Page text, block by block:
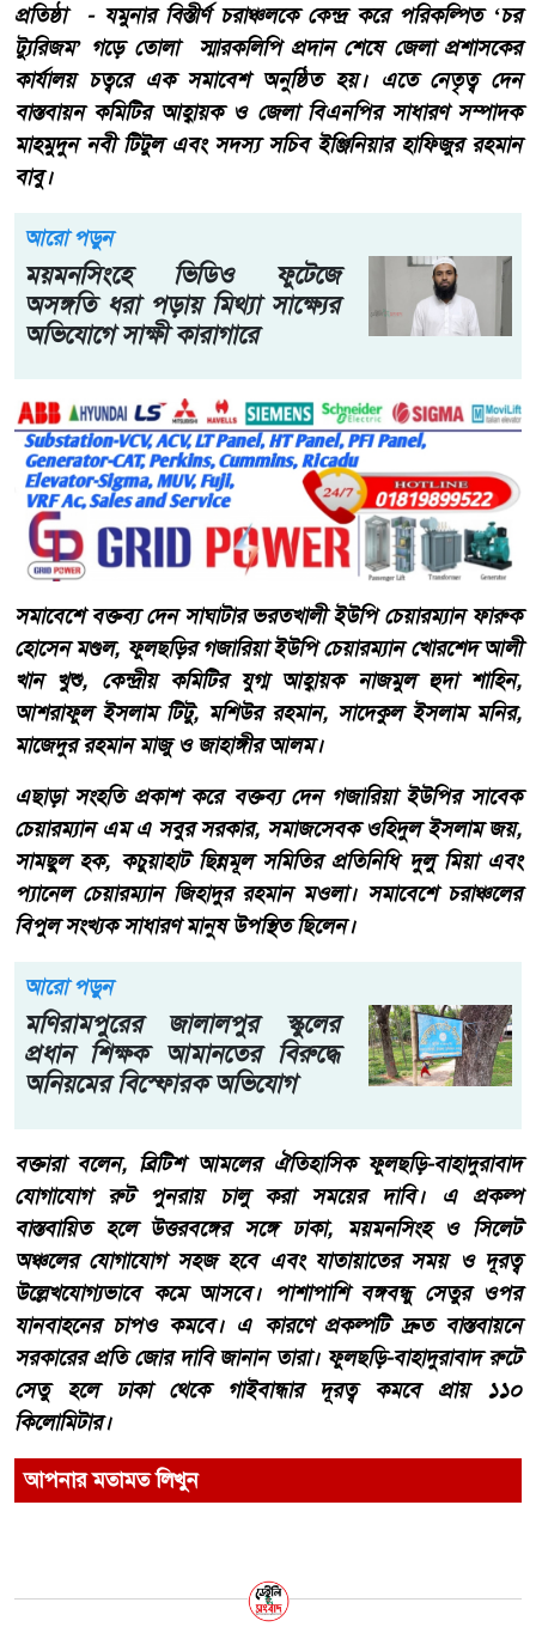
প্রতিষ্ঠা - যমুনার বিস্তীর্ণ চরাঞ্চলকে কেন্দ্র করে পরিকল্পিত ‘চর
ট্যুরিজম’ গড়ে তোলা স্মারকলিপি প্রদান শেষে জেলা প্রশাসকের
কার্যালয় চত্বরে এক সমাবেশ অনুষ্ঠিত হয়। এতে নেতৃত্ব দেন
বাস্তবায়ন কমিটির আহ্বায়ক ও জেলা বিএনপির সাধারণ সম্পাদক
মাহমুদুন নবী টিটুল এবং সদস্য সচিব ইঞ্জিনিয়ার হাফিজুর রহমান
বাবু।
আরো পড়ুন
ময়মনসিংহে ভিডিও ফুটেজে
অসঙ্গতি ধরা পড়ায় মিথ্যা সাক্ষ্যের
অভিযোগে সাক্ষী কারাগারে
সমাবেশে বক্তব্য দেন সাঘাটার ভরতখালী ইউপি চেয়ারম্যান ফারুক
হোসেন মণ্ডল, ফুলছড়ির গজারিয়া ইউপি চেয়ারম্যান খোরশেদ আলী
খান খুশু, কেন্দ্রীয় কমিটির যুগ্ম আহ্বায়ক নাজমুল হুদা শাহিন,
আশরাফুল ইসলাম টিটু, মশিউর রহমান, সাদেকুল ইসলাম মনির,
মাজেদুর রহমান মাজু ও জাহাঙ্গীর আলম।
এছাড়া সংহতি প্রকাশ করে বক্তব্য দেন গজারিয়া ইউপির সাবেক
চেয়ারম্যান এম এ সবুর সরকার, সমাজসেবক ওহিদুল ইসলাম জয়,
সামছুল হক, কচুয়াহাট ছিন্নমূল সমিতির প্রতিনিধি দুলু মিয়া এবং
প্যানেল চেয়ারম্যান জিহাদুর রহমান মওলা। সমাবেশে চরাঞ্চলের
বিপুল সংখ্যক সাধারণ মানুষ উপস্থিত ছিলেন।
আরো পড়ুন
মণিরামপুরের জালালপুর স্কুলের
প্রধান শিক্ষক আমানতের বিরুদ্ধে
অনিয়মের বিস্ফোরক অভিযোগ
বক্তারা বলেন, ব্রিটিশ আমলের ঐতিহাসিক ফুলছড়ি-বাহাদুরাবাদ
যোগাযোগ রুট পুনরায় চালু করা সময়ের দাবি। এ প্রকল্প
বাস্তবায়িত হলে উত্তরবঙ্গের সঙ্গে ঢাকা, ময়মনসিংহ ও সিলেট
অঞ্চলের যোগাযোগ সহজ হবে এবং যাতায়াতের সময় ও দূরত্ব
উল্লেখযোগ্যভাবে কমে আসবে। পাশাপাশি বঙ্গবন্ধু সেতুর ওপর
যানবাহনের চাপও কমবে। এ কারণে প্রকল্পটি দ্রুত বাস্তবায়নে
সরকারের প্রতি জোর দাবি জানান তারা। ফুলছড়ি-বাহাদুরাবাদ রুটে
সেতু হলে ঢাকা থেকে গাইবান্ধার দূরত্ব কমবে প্রায় ১১০
কিলোমিটার।
আপনার মতামত লিখুন